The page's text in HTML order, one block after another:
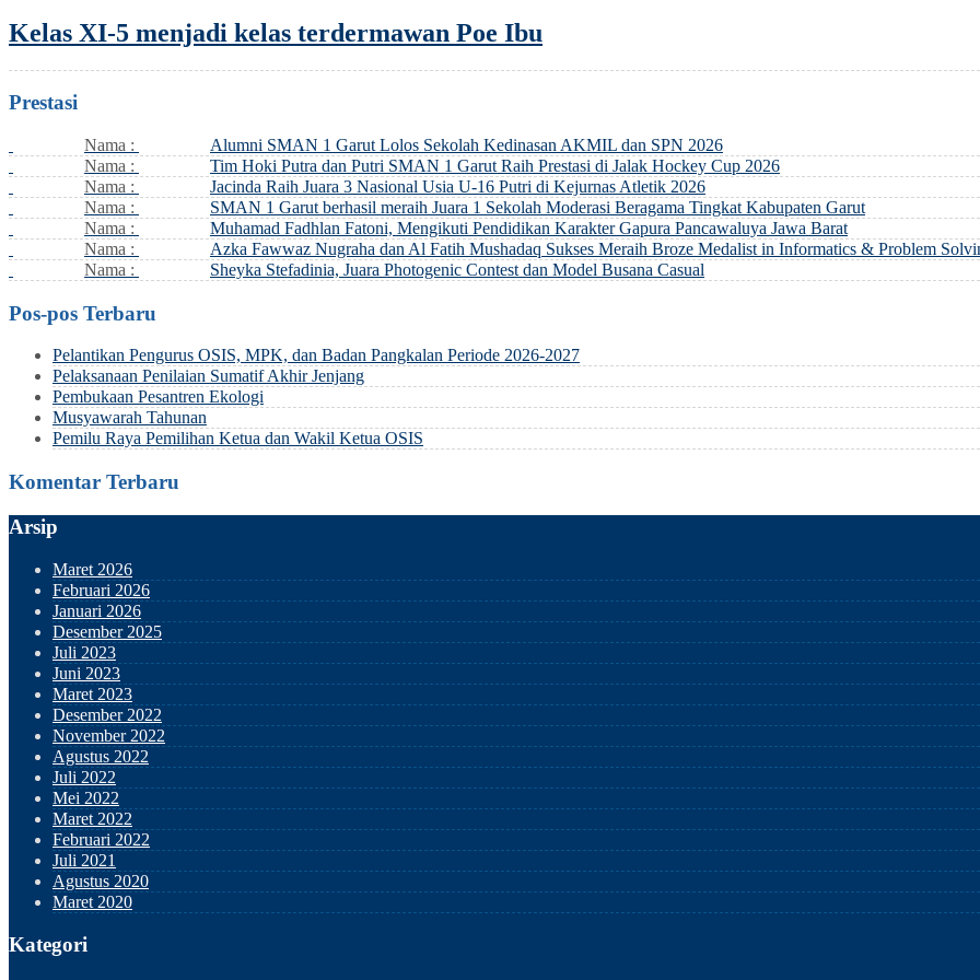
Kelas XI-5 menjadi kelas terdermawan Poe Ibu
Prestasi
Nama :
Alumni SMAN 1 Garut Lolos Sekolah Kedinasan AKMIL dan SPN 2026
Nama :
Tim Hoki Putra dan Putri SMAN 1 Garut Raih Prestasi di Jalak Hockey Cup 2026
Nama :
Jacinda Raih Juara 3 Nasional Usia U-16 Putri di Kejurnas Atletik 2026
Nama :
SMAN 1 Garut berhasil meraih Juara 1 Sekolah Moderasi Beragama Tingkat Kabupaten Garut
Nama :
Muhamad Fadhlan Fatoni, Mengikuti Pendidikan Karakter Gapura Pancawaluya Jawa Barat
Nama :
Azka Fawwaz Nugraha dan Al Fatih Mushadaq Sukses Meraih Broze Medalist in Informatics & Problem
Nama :
Sheyka Stefadinia, Juara Photogenic Contest dan Model Busana Casual
Pos-pos Terbaru
Pelantikan Pengurus OSIS, MPK, dan Badan Pangkalan Periode 2026-2027
Pelaksanaan Penilaian Sumatif Akhir Jenjang
Pembukaan Pesantren Ekologi
Musyawarah Tahunan
Pemilu Raya Pemilihan Ketua dan Wakil Ketua OSIS
Komentar Terbaru
Arsip
Maret 2026
Februari 2026
Januari 2026
Desember 2025
Juli 2023
Juni 2023
Maret 2023
Desember 2022
November 2022
Agustus 2022
Juli 2022
Mei 2022
Maret 2022
Februari 2022
Juli 2021
Agustus 2020
Maret 2020
Kategori